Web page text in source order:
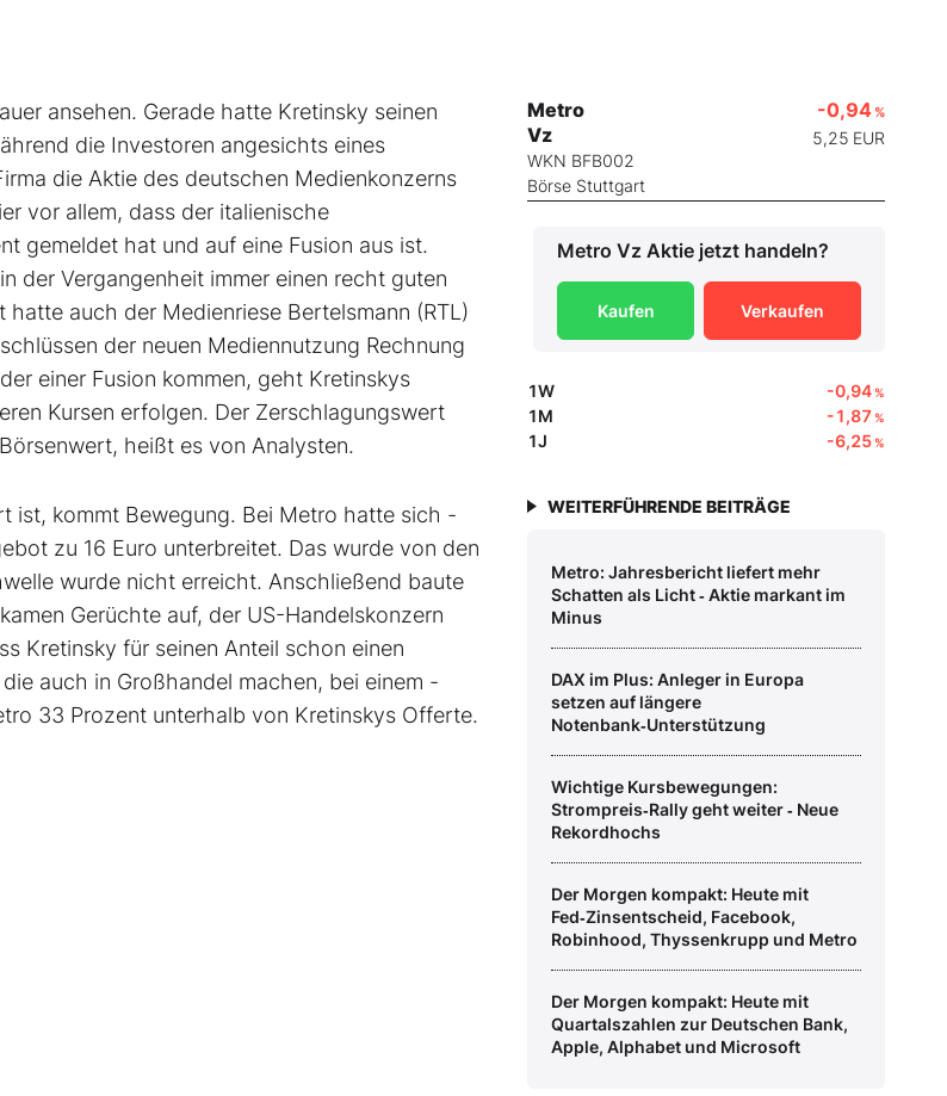
ansehen. Gerade hatte Kretinsky seinen
die Investoren angesichts eines
die Aktie des deutschen Medienkonzerns
vor allem, dass der italienische
gemeldet hat und auf eine Fusion aus ist.
der Vergangenheit immer einen recht guten
auch der Medienriese Bertelsmann (RTL)
der neuen Mediennutzung Rechnung
einer Fusion kommen, geht Kretinskys
Kursen erfolgen. Der Zerschlagungswert
heißt es von Analysten.
ist, kommt Bewegung. Bei Metro hatte sich
zu 16 Euro unterbreitet. Das wurde von den
wurde nicht erreicht. Anschließend baute
Gerüchte auf, der US-Handelskonzern
Kretinsky für seinen Anteil schon einen
auch in Großhandel machen, bei einem
33 Prozent unterhalb von Kretinskys Offerte.
Metro
Vz
WKN BFB002
Börse Stuttgart
-0,94 %
5,25 EUR
Metro Vz Aktie jetzt handeln?
Kaufen Verkaufen
1W -0,94%
1M -1,87 %
1J -6,25%
WEITERFÜHRENDE BEITRÄGE
Metro: Jahresbericht liefert mehr
Schatten als Licht ‑ Aktie markant im
Minus
DAX im Plus: Anleger in Europa
setzen auf längere
Notenbank‑Unterstützung
Wichtige Kursbewegungen:
Strompreis‑Rally geht weiter ‑ Neue
Rekordhochs
Der Morgen kompakt: Heute mit
Fed‑Zinsentscheid, Facebook,
Robinhood, Thyssenkrupp und Metro
Der Morgen kompakt: Heute mit
Quartalszahlen zur Deutschen Bank,
Apple, Alphabet und Microsoft